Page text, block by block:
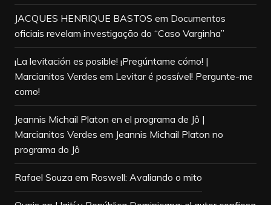
JACQUES HENRIQUE BASTOS em Documentos
oficiais revelam investigação do “Caso Varginha”
¡La levitación es posible! ¡Pregúntame cómo! |
Marcianitos Verdes em Levitar é possível! Pergunte-me
como!
Jeannis Michail Platon en el programa de Jô |
Marcianitos Verdes em Jeannis Michail Platon no
programa do Jô
Rafael Souza em Roswell: Avaliando o mito